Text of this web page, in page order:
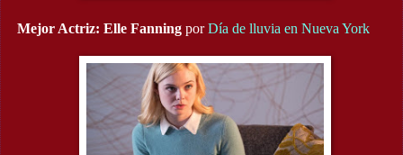
Mejor Actriz: Elle Fanning porDía de lluvia en Nueva York